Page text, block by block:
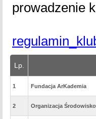
prowadzenie
Lp.
1 Fundacja ArKademia
2 Organizacja